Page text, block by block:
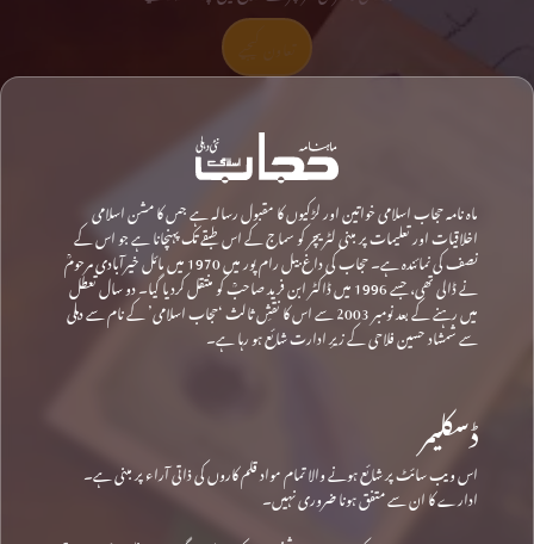
ماہ نامہ حجاب اسلامی خواتین اور لڑکیوں کا مقبول رسالہ ہے جس کا مشن اسلامی
اخلاقیات اور تعلیمات پر مبنی لٹریچر کو سماج کے اس طبقے تک پہنچانا ہے جو اس کے
نصف کی نمائندہ ہے۔ حجاب کی داغ بیل رام پور میں 1970 میں مائل خیرآبادی مرحومؒ
نے ڈالی تھی، جسے 1996 میں ڈاکٹر ابن فرید صاحبؒ کو منتقل کردیا گیا۔ دو سال تعطل
میں رہنے کے بعد نومبر 2003 سے اس کا نقشِ ثالث ‘حجاب اسلامی’ کے نام سے دہلی
سے شمشاد حسین فلاحی کے زیرِ ادارت شائع ہو رہا ہے۔
ڈسکلیمر
اس ویب سائٹ پر شائع ہونے والا تمام مواد قلم کاروں کی ذاتی آراء پر مبنی ہے۔
ادارے کا ان سے متفق ہونا ضروری نہیں۔